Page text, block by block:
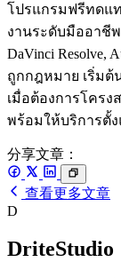
โปรแกรมฟรีทดแ
งานระดับมืออาชีพ
DaVinci Resolve,
ถูกกฎหมาย เริ่มต้
เมื่อต้องการโครง
พร้อมให้บริการตั้
分享文章：
查看更多文章
D
DriteStudio